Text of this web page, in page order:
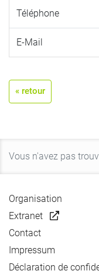
Téléphone
E-Mail
« retour
Organisation
Extranet
Contact
Impressum
Déclaration de